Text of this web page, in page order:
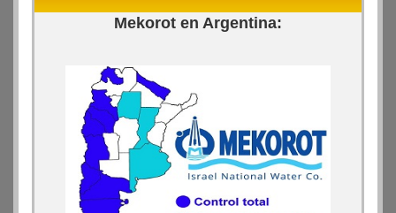
Mekorot en Argentina: